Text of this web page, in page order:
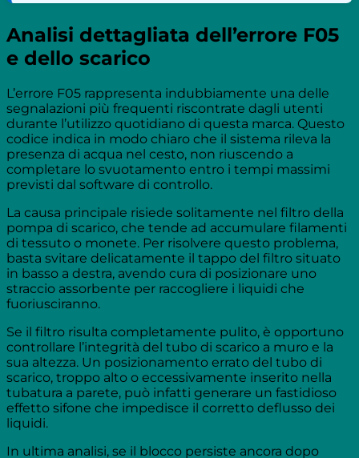
Analisi dettagliata dell’errore F05
e dello scarico
L’errore F05 rappresenta indubbiamente una delle
segnalazioni più frequenti riscontrate dagli utenti
durante l’utilizzo quotidiano di questa marca. Questo
codice indica in modo chiaro che il sistema rileva la
presenza di acqua nel cesto, non riuscendo a
completare lo svuotamento entro i tempi massimi
previsti dal software di controllo.
La causa principale risiede solitamente nel filtro della
pompa di scarico, che tende ad accumulare filamenti
di tessuto o monete. Per risolvere questo problema,
basta svitare delicatamente il tappo del filtro situato
in basso a destra, avendo cura di posizionare uno
straccio assorbente per raccogliere i liquidi che
fuoriusciranno.
Se il filtro risulta completamente pulito, è opportuno
controllare l’integrità del tubo di scarico a muro e la
sua altezza. Un posizionamento errato del tubo di
scarico, troppo alto o eccessivamente inserito nella
tubatura a parete, può infatti generare un fastidioso
effetto sifone che impedisce il corretto deflusso dei
liquidi.
In ultima analisi, se il blocco persiste ancora dopo